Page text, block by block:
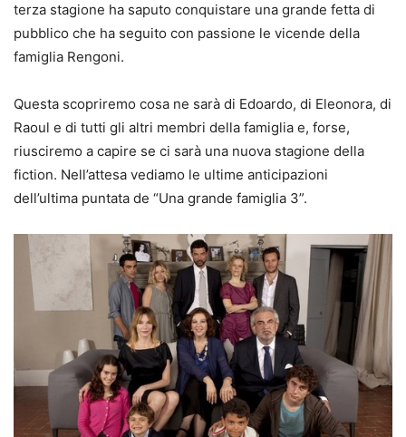
terza stagione ha saputo conquistare una grande fetta di
pubblico che ha seguito con passione le vicende della
famiglia Rengoni.
Questa scopriremo cosa ne sarà di Edoardo, di Eleonora, di
Raoul e di tutti gli altri membri della famiglia e, forse,
riusciremo a capire se ci sarà una nuova stagione della
fiction. Nell’attesa vediamo le ultime anticipazioni
dell’ultima puntata de “Una grande famiglia 3”.